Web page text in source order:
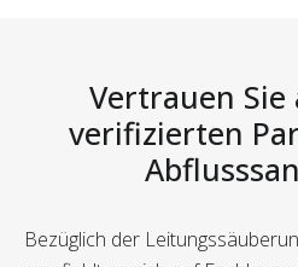
Vertrauen
verifizierten
Bezüglich der